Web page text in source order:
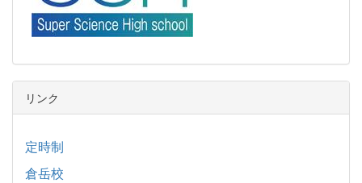
リンク
定時制
倉岳校